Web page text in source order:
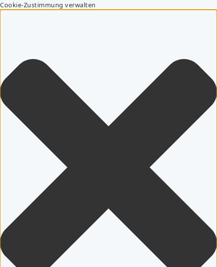
Cookie-Zustimmung verwalten